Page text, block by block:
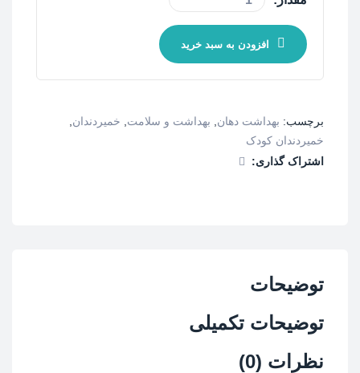
افزودن به سبد خرید
برچسب: بهداشت دهان بهداشت و سلامت خمیردندان
خمیردندان کودک
اشتراک گذاری:
توضیحات
توضیحات تکمیلی
نظرات (0)